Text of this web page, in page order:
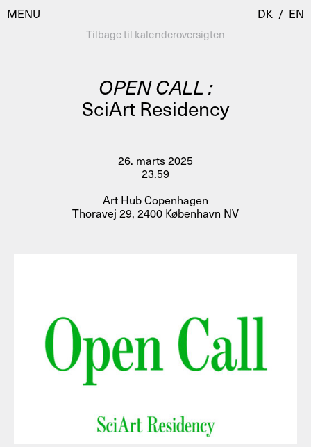
MENU
Besøg
AHC Channel
Programmer
Residencies & Studios
Artistic Research
Public Programmes
Om
DK / EN
Tilbage til kalenderoversigten
OPEN CALL :
SciArt Residency
26. marts 2025
23.59
Art Hub Copenhagen
Thoravej 29, 2400 København NV